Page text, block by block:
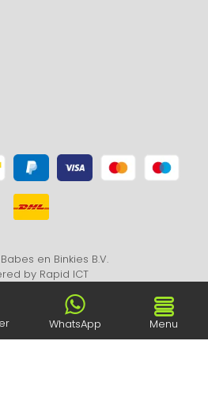
en Binkies B.V.
by Rapid ICT
WhatsApp Menu